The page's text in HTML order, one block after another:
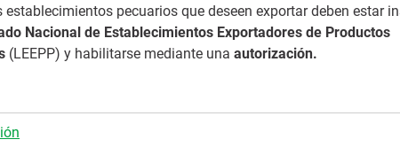
establecimientos pecuarios que deseen exportar deben estar
Nacional de Establecimientos Exportadores de Productos
(LEEPP) y habilitarse mediante una autorización.